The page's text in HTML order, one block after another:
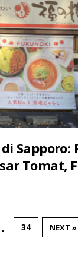
Sapporo:
Tomat,
34 NEXT »